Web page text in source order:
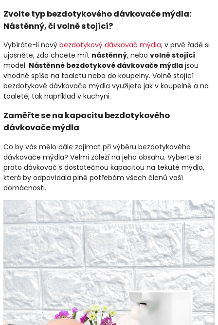
Zvolte typ bezdotykového dávkovače mýdla:
Nástěnný, či volně stojící?
Vybíráte-li nový bezdotykový dávkovač mýdla, v prvé řadě si
ujasněte, zda chcete mít nástěnný, nebo volně stojící
model. Nástěnné bezdotykové dávkovače mýdla jsou
vhodné spíše na toaletu nebo do koupelny. Volně stojící
bezdotykové dávkovače mýdla využijete jak v koupelně a na
toaletě, tak například v kuchyni.
Zaměřte se na kapacitu bezdotykového
dávkovače mýdla
Co by vás mělo dále zajímat při výběru bezdotykového
dávkovače mýdla? Velmi záleží na jeho obsahu. Vyberte si
proto dávkovač s dostatečnou kapacitou na tekuté mýdlo,
která by odpovídala plně potřebám všech členů vaší
domácnosti.